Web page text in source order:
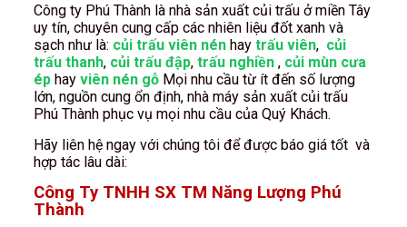
Công ty Phú Thành là nhà sản xuất củi trấu ở miền Tây
uy tín, chuyên cung cấp các nhiên liệu đốt xanh và
sạch như là: củi trấu viên nénhay trấu viên, củi
trấu thanh, củi trấu đập, trấu nghiền, củi mùn cưa
éphay viên nén gỗMọi nhu cầu từ ít đến số lượng
lớn, nguồn cung ổn định, nhà máy sản xuất củi trấu
Phú Thành phục vụ mọi nhu cầu của Quý Khách.
Hãy liên hệ ngay với chúng tôi để được báo giá tốt và
hợp tác lâu dài:
Công Ty TNHH SX TM Năng Lượng Phú
Thành